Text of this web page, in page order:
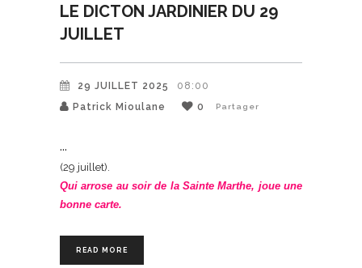
LE DICTON JARDINIER DU 29
JUILLET
29 JUILLET 2025
08:00
Patrick Mioulane
0 Partager
(29 juillet).
Qui arrose au soir de la Sainte Marthe, joue une
bonne carte.
READ MORE